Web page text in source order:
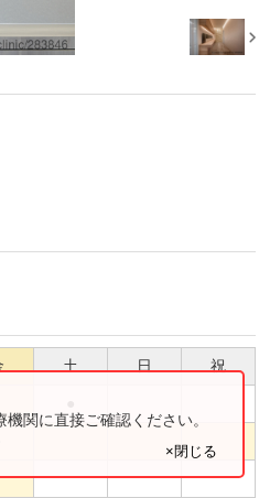
土 日 祝
関に直接ご確認ください。
×閉じる